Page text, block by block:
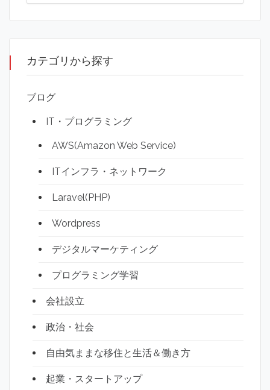
カテゴリから探す
ブログ
IT・プログラミング
AWS(Amazon Web Service)
ITインフラ・ネットワーク
Laravel(PHP)
Wordpress
デジタルマーケティング
プログラミング学習
会社設立
政治・社会
自由気ままな移住と生活＆働き方
起業・スタートアップ